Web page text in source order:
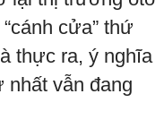
cửa” thứ
thực ra, ý nghĩa
vẫn đang